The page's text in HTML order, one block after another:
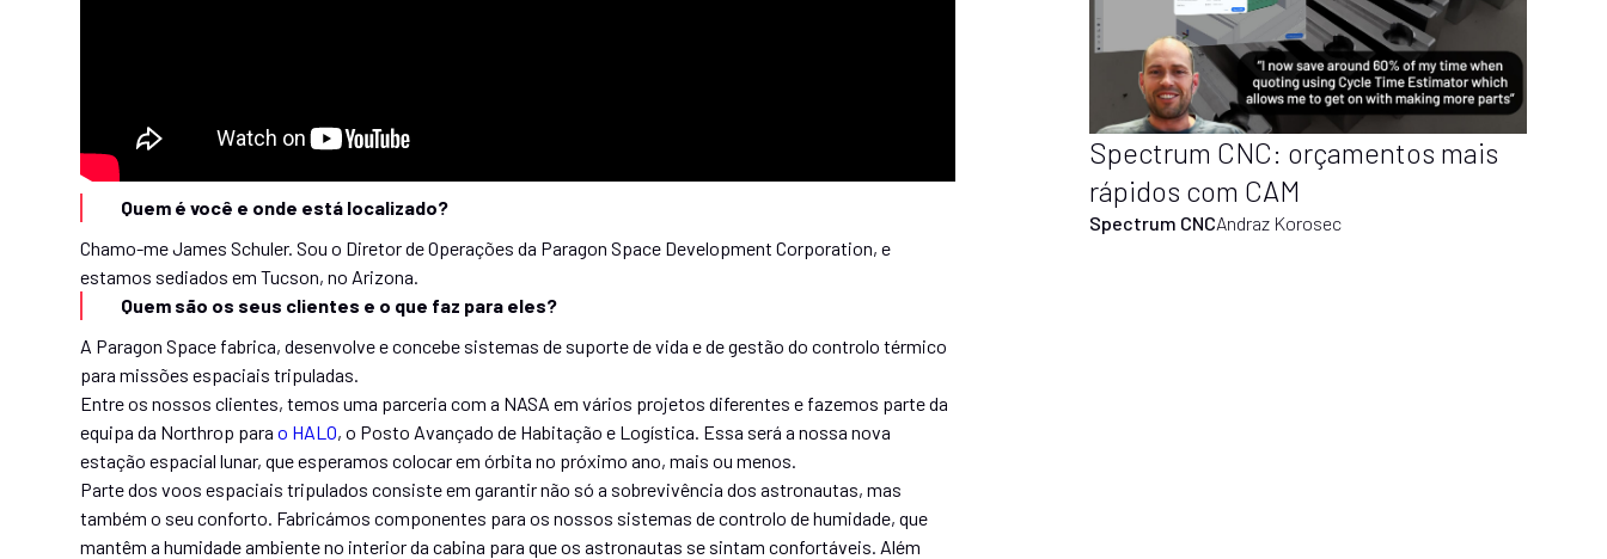
Quem é você e onde está localizado?
Chamo-me James Schuler. Sou o Diretor de Operações da Paragon Space Development Corporation, e
estamos sediados em Tucson, no Arizona.
Quem são os seus clientes e o que faz para eles?
A Paragon Space fabrica, desenvolve e concebe sistemas de suporte de vida e de gestão do controlo térmico
para missões espaciais tripuladas.
Entre os nossos clientes, temos uma parceria com a NASA em vários projetos diferentes e fazemos parte da
equipa da Northrop parao HALO, o Posto Avançado de Habitação e Logística. Essa será a nossa nova
estação espacial lunar, que esperamos colocar em órbita no próximo ano, mais ou menos.
Parte dos voos espaciais tripulados consiste em garantir não só a sobrevivência dos astronautas, mas
também o seu conforto. Fabricámos componentes para os nossos sistemas de controlo de humidade, que
mantêm a humidade ambiente no interior da cabina para que os astronautas se sintam confortáveis. Além
Spectrum CNC: orçamentos mais
rápidos com CAM
Spectrum CNCAndraz Korosec